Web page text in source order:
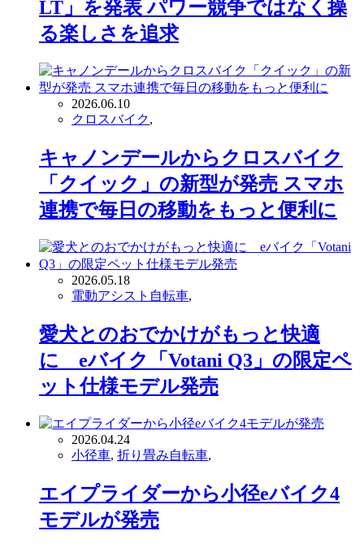
LT」を発表 パワー競争ではなく操
る楽しさを追求
2026.06.10
クロスバイク,
キャノンデールからクロスバイク
「クイック」の新型が発売 スマホ
連携で毎日の移動をもっと便利に
2026.05.18
電動アシスト自転車,
愛犬とのおでかけがもっと快適
に eバイク「Votani Q3」の限定ペ
ット仕様モデル発売
2026.04.24
小径車, 折り畳み自転車,
エイプライダーから小径eバイク4
モデルが発売